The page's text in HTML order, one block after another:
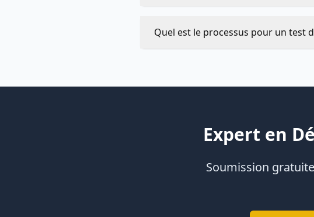
Quel est le processus pour un test
Expert en
Soumission